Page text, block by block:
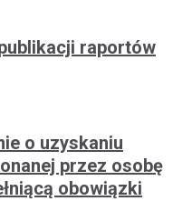
raportów
o uzyskaniu
przez osobę
obowiązki